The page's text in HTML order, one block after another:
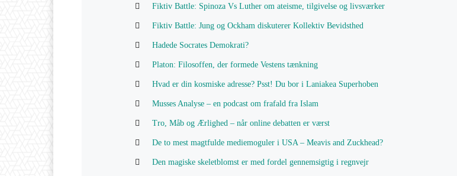
Fiktiv Battle: Spinoza Vs Luther om ateisme, tilgivelse og livsværker
Fiktiv Battle: Jung og Ockham diskuterer Kollektiv Bevidsthed
Hadede Socrates Demokrati?
Platon: Filosoffen, der formede Vestens tænkning
Hvad er din kosmiske adresse? Psst! Du bor i Laniakea Superhoben
Musses Analyse – en podcast om frafald fra Islam
Tro, Måb og Ærlighed – når online debatten er værst
De to mest magtfulde mediemoguler i USA – Meavis and Zuckhead?
Den magiske skeletblomst er med fordel gennemsigtig i regnvejr